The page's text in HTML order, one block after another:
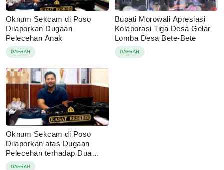
Oknum Sekcam di Poso
Dilaporkan Dugaan
Pelecehan Anak
DAERAH
Bupati Morowali Apresiasi
Kolaborasi Tiga Desa Gelar
Lomba Desa Bete-Bete
DAERAH
Oknum Sekcam di Poso
Dilaporkan atas Dugaan
Pelecehan terhadap Dua
Anak di Bawah Umur
DAERAH